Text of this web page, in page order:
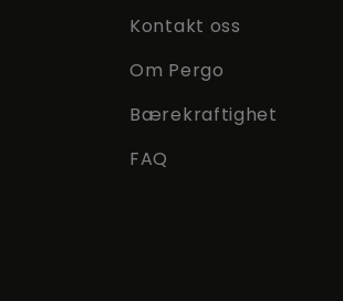
Kontakt oss
Om Pergo
Bærekraftighet
FAQ